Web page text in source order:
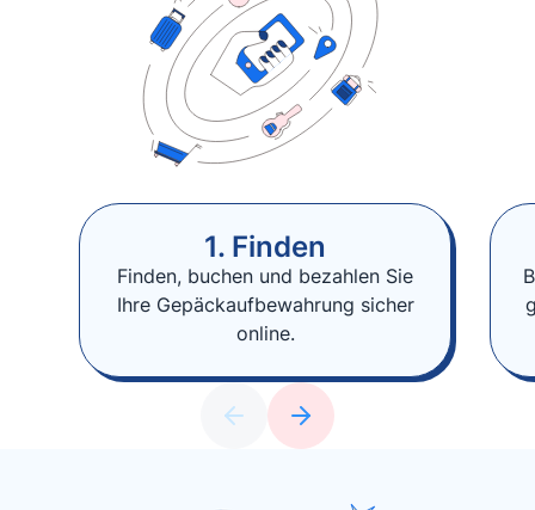
1. Finden
Finden, buchen und bezahlen Sie
Ihre Gepäckaufbewahrung sicher
online.